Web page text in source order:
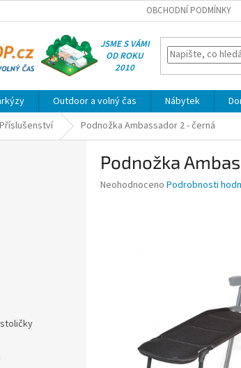
OBCHODNÍ PODMÍNKY
JSME S VÁMI
OD ROKU
2010
Outdoor a volný čas Nábytek
Příslušenství Podnožka Ambassador 2 - černá
Podnožka
Průměrné
Neohodnoceno Podrobnosti